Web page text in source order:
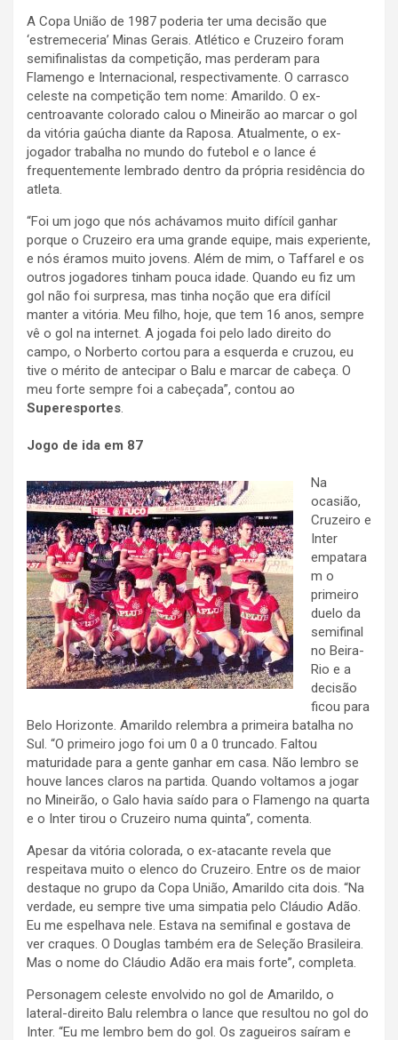
A Copa União de 1987 poderia ter uma decisão que
‘estremeceria’ Minas Gerais. Atlético e Cruzeiro foram
semifinalistas da competição, mas perderam para
Flamengo e Internacional, respectivamente. O carrasco
celeste na competição tem nome: Amarildo. O ex-
centroavante colorado calou o Mineirão ao marcar o gol
da vitória gaúcha diante da Raposa. Atualmente, o ex-
jogador trabalha no mundo do futebol e o lance é
frequentemente lembrado dentro da própria residência do
atleta.
“Foi um jogo que nós achávamos muito difícil ganhar
porque o Cruzeiro era uma grande equipe, mais experiente,
e nós éramos muito jovens. Além de mim, o Taffarel e os
outros jogadores tinham pouca idade. Quando eu fiz um
gol não foi surpresa, mas tinha noção que era difícil
manter a vitória. Meu filho, hoje, que tem 16 anos, sempre
vê o gol na internet. A jogada foi pelo lado direito do
campo, o Norberto cortou para a esquerda e cruzou, eu
tive o mérito de antecipar o Balu e marcar de cabeça. O
meu forte sempre foi a cabeçada”, contou ao
Superesportes.
Jogo de ida em 87
Na
ocasião,
Cruzeiro e
Inter
empatara
m o
primeiro
duelo da
semifinal
no Beira-
Rio e a
decisão
ficou para
Belo Horizonte. Amarildo relembra a primeira batalha no
Sul. “O primeiro jogo foi um 0 a 0 truncado. Faltou
maturidade para a gente ganhar em casa. Não lembro se
houve lances claros na partida. Quando voltamos a jogar
no Mineirão, o Galo havia saído para o Flamengo na quarta
e o Inter tirou o Cruzeiro numa quinta”, comenta.
Apesar da vitória colorada, o ex-atacante revela que
respeitava muito o elenco do Cruzeiro. Entre os de maior
destaque no grupo da Copa União, Amarildo cita dois. “Na
verdade, eu sempre tive uma simpatia pelo Cláudio Adão.
Eu me espelhava nele. Estava na semifinal e gostava de
ver craques. O Douglas também era de Seleção Brasileira.
Mas o nome do Cláudio Adão era mais forte”, completa.
Personagem celeste envolvido no gol de Amarildo, o
lateral-direito Balu relembra o lance que resultou no gol do
Inter. “Eu me lembro bem do gol. Os zagueiros saíram e